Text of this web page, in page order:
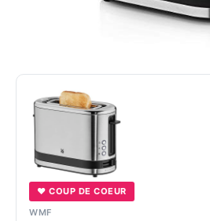
♥ COUP DE COEUR
WMF